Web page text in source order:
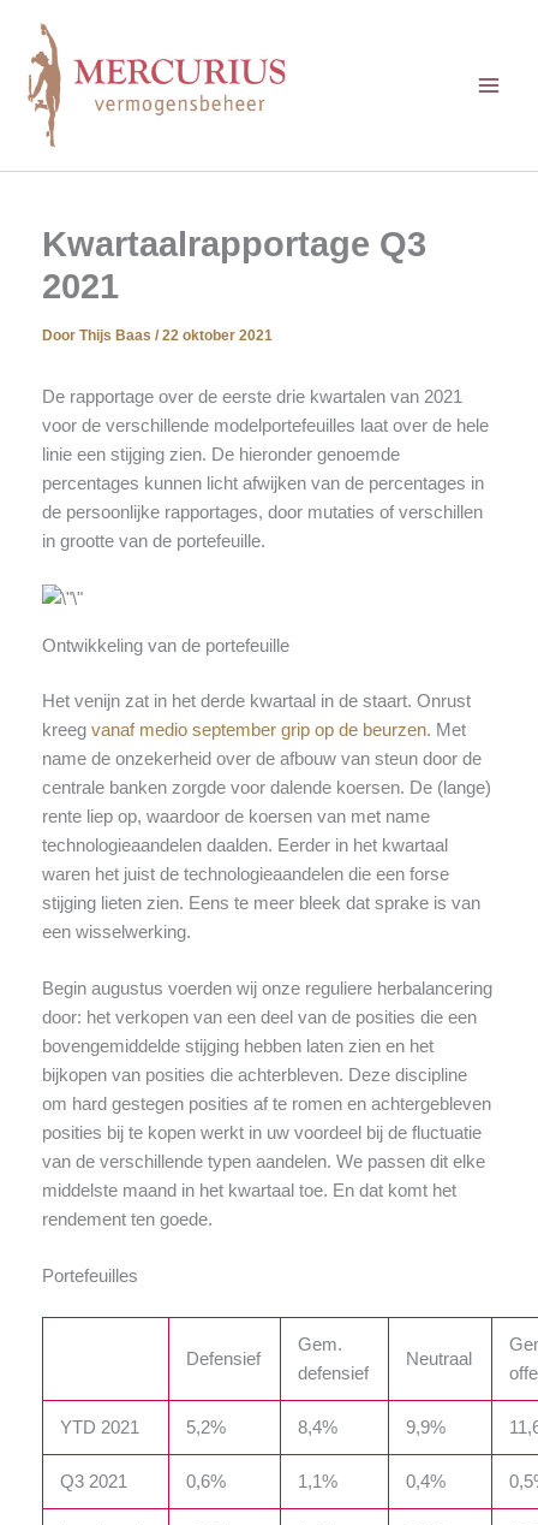
inhoud
Kwartaalrapportage Q3
2021
Door Thijs Baas / 22 oktober 2021
De rapportage over de eerste drie kwartalen van 2021
voor de verschillende modelportefeuilles laat over de hele
linie een stijging zien. De hieronder genoemde
percentages kunnen licht afwijken van de percentages in
de persoonlijke rapportages, door mutaties of verschillen
in grootte van de portefeuille.
Ontwikkeling van de portefeuille
Het venijn zat in het derde kwartaal in de staart. Onrust
kreeg vanaf medio september grip op de beurzen. Met
name de onzekerheid over de afbouw van steun door de
centrale banken zorgde voor dalende koersen. De (lange)
rente liep op, waardoor de koersen van met name
technologieaandelen daalden. Eerder in het kwartaal
waren het juist de technologieaandelen die een forse
stijging lieten zien. Eens te meer bleek dat sprake is van
een wisselwerking.
Begin augustus voerden wij onze reguliere herbalancering
door: het verkopen van een deel van de posities die een
bovengemiddelde stijging hebben laten zien en het
bijkopen van posities die achterbleven. Deze discipline
om hard gestegen posities af te romen en achtergebleven
posities bij te kopen werkt in uw voordeel bij de fluctuatie
van de verschillende typen aandelen. We passen dit elke
middelste maand in het kwartaal toe. En dat komt het
rendement ten goede.
Portefeuilles
Defensief
Gem.
defensief
Neutraal
YTD 2021 5,2% 8,4% 9,9%
Q3 2021 0,6% 1,1% 0,4%